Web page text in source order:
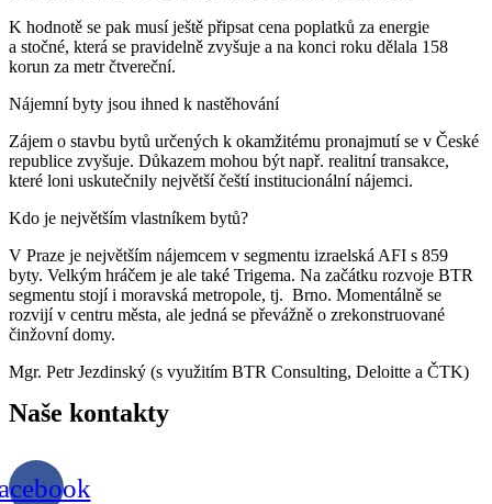
K hodnotě se pak musí ještě připsat cena poplatků za energie
a stočné, která se pravidelně zvyšuje a na konci roku dělala 158
korun za metr čtvereční.
Nájemní byty jsou ihned k nastěhování
Zájem o stavbu bytů určených k okamžitému pronajmutí se v České
republice zvyšuje. Důkazem mohou být např. realitní transakce,
které loni uskutečnily největší čeští institucionální nájemci.
Kdo je největším vlastníkem bytů?
V Praze je největším nájemcem v segmentu izraelská AFI s 859
byty. Velkým hráčem je ale také Trigema. Na začátku rozvoje BTR
segmentu stojí i moravská metropole, tj. Brno. Momentálně se
rozvijí v centru města, ale jedná se převážně o zrekonstruované
činžovní domy.
Mgr. Petr Jezdinský (s využitím BTR Consulting, Deloitte a ČTK)
Naše kontakty